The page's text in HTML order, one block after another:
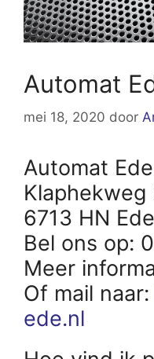
Automat
mei 18, 2020 door
Automat
Klaphekweg
6713 HN Ede
Bel ons op:
Meer
Of mail naar:
ede.nl